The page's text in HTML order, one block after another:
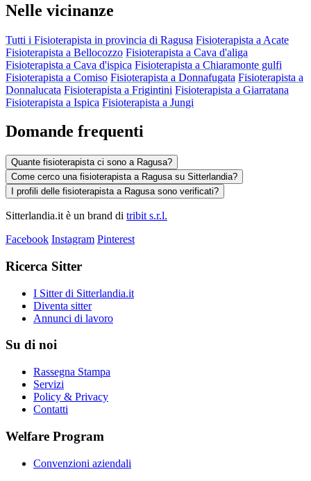
Nelle vicinanze
Tutti i Fisioterapista in provincia di Ragusa Fisioterapista a Acate
Fisioterapista a Bellocozzo Fisioterapista a Cava d'aliga
Fisioterapista a Cava d'ispica Fisioterapista a Chiaramonte gulfi
Fisioterapista a Comiso Fisioterapista a Donnafugata Fisioterapista a
Donnalucata Fisioterapista a Frigintini Fisioterapista a Giarratana
Fisioterapista a Ispica Fisioterapista a Jungi
Domande frequenti
Quante fisioterapista ci sono a Ragusa?
Come cerco una fisioterapista a Ragusa su Sitterlandia?
I profili delle fisioterapista a Ragusa sono verificati?
Sitterlandia.it è un brand di tribit s.r.l.
Facebook Instagram Pinterest
Ricerca Sitter
I Sitter di Sitterlandia.it
Diventa sitter
Annunci di lavoro
Su di noi
Rassegna Stampa
Servizi
Policy & Privacy
Contatti
Welfare Program
Convenzioni aziendali